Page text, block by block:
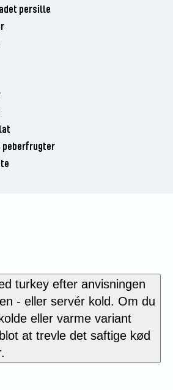
persille
peberfrugter
turkey efter anvisningen
- eller servér kold. Om du
eller varme variant
at trevle det saftige kød